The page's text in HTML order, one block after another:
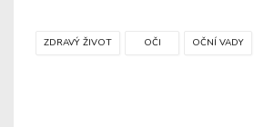
ZDRAVÝ ŽIVOT OČI OČNÍ VADY